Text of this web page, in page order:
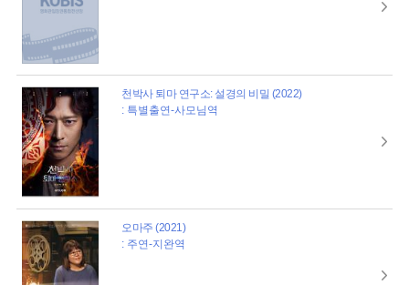
천박사 퇴마 연구소: 설경의 비밀 (2022)
: 특별출연-사모님역
오마주 (2021)
: 주연-지완역